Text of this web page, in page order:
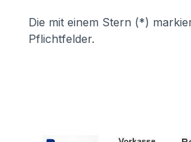
Die mit einem Stern (*)
Pflichtfelder.